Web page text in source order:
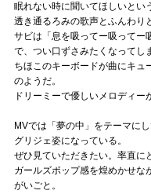
眠れない時に聞いてほしいとい
透き通るろみの歌声とふんわり
サビは「息を吸ってー吸ってー
で、つい口ずさみたくなってし
ちほこのキーボードが曲にキュ
のようだ。
ドリーミーで優しいメロディー
MVでは「夢の中」をテーマに
グリジェ姿になっている。
ぜひ見ていただきたい。率直に
ガールズポップ感を煌めかせな
がいごと。